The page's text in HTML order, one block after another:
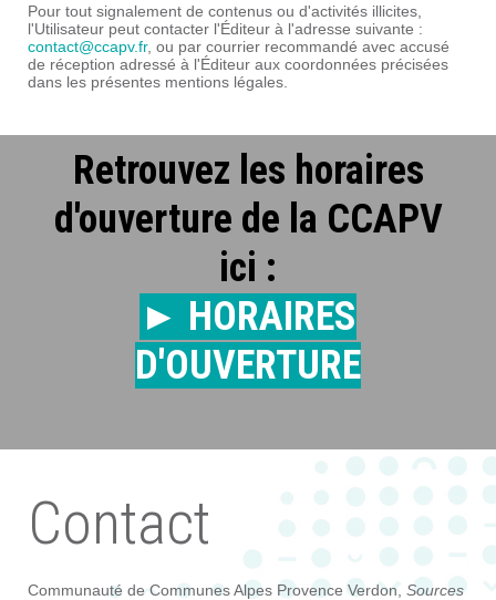
Pour tout signalement de contenus ou d'activités illicites,
l'Utilisateur peut contacter l'Éditeur à l'adresse suivante :
contact@ccapv.fr, ou par courrier recommandé avec accusé
de réception adressé à l'Éditeur aux coordonnées précisées
dans les présentes mentions légales.
Retrouvez les horaires
d'ouverture de la CCAPV
ici :
► HORAIRES
D'OUVERTURE
Contact
Communauté de Communes Alpes Provence Verdon, Sources